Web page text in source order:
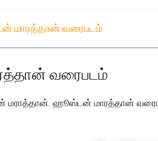
மாரத்தான் வரைபடம்
வரைபடம்
ஹூஸ்டன் மாரத்தான்